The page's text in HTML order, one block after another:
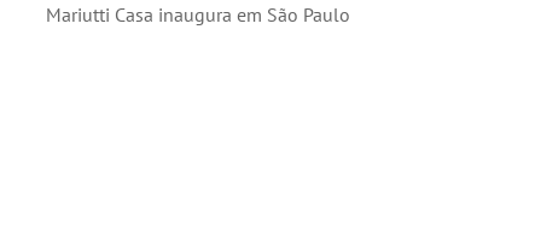
Mariutti Casa inaugura em São Paulo